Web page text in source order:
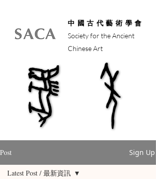
中國古代藝術學會
Society for the Ancient
Chinese Art
馬年
馬年
Post Sign Up
Latest Post / 最新資訊